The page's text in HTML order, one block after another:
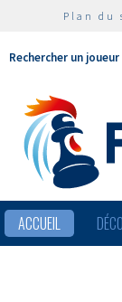
Plan du
Rechercher un joueur
ACCUEIL